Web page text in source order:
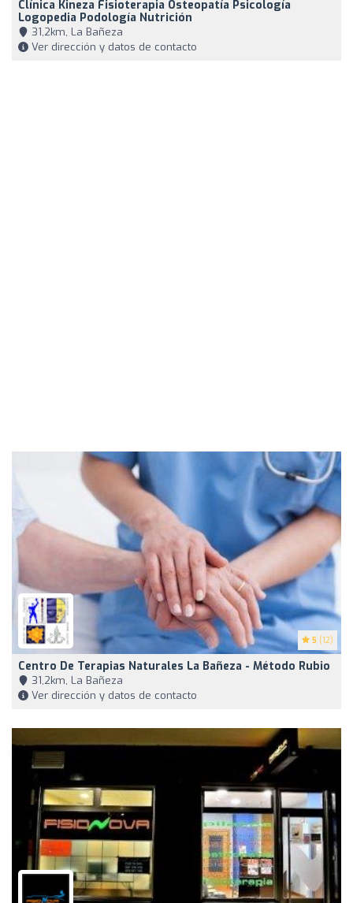
Clínica Kineza Fisioterapia Osteopatía Psicología
Logopedia Podología Nutrición
31,2km, La Bañeza
Ver dirección y datos de contacto
5 (12)
Centro De Terapias Naturales La Bañeza - Método Rubio
31,2km, La Bañeza
Ver dirección y datos de contacto